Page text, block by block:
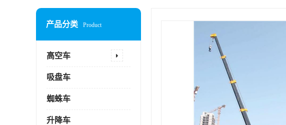
产品分类 Product
高空车
吸盘车
蜘蛛车
升降车